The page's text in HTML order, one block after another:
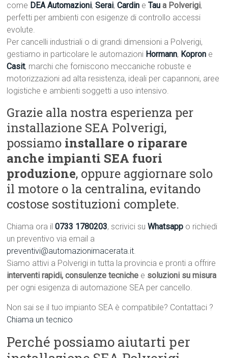
come DEA Automazioni,Serai,Cardin eTau a Polverigi,
perfetti per ambienti con esigenze di controllo accessi
evolute.
Per cancelli industriali o di grandi dimensioni a Polverigi,
gestiamo in particolare le automazioni Hormann, Kopron e
Casit, marchi che forniscono meccaniche robuste e
motorizzazioni ad alta resistenza, ideali per capannoni, aree
logistiche e ambienti soggetti a uso intensivo.
Grazie alla nostra esperienza per
installazione SEA Polverigi,
possiamo installare o riparare
anche impianti SEA fuori
produzione, oppure aggiornare solo
il motore o la centralina, evitando
costose sostituzioni complete.
Chiama ora il0733 1780203, scrivici suWhatsapp o richiedi
un preventivo via email a
preventivi@automazionimacerata.it.
Siamo attivi a Polverigi in tutta la provincia e pronti a offrire
interventi rapidi, consulenze tecniche e soluzioni su misura
per ogni esigenza di automazione SEA per cancello.
Non sai se il tuo impianto SEA è compatibile? Contattaci ?
Chiama un tecnico
Perché possiamo aiutarti per